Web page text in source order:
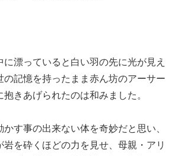
漂っていると白い羽の先に光が見え
の記憶を持ったまま赤ん坊のアーサー
きあげられたのは和みました。
す事の出来ない体を奇妙だと思い、
を砕くほどの力を見せ、母親・アリ